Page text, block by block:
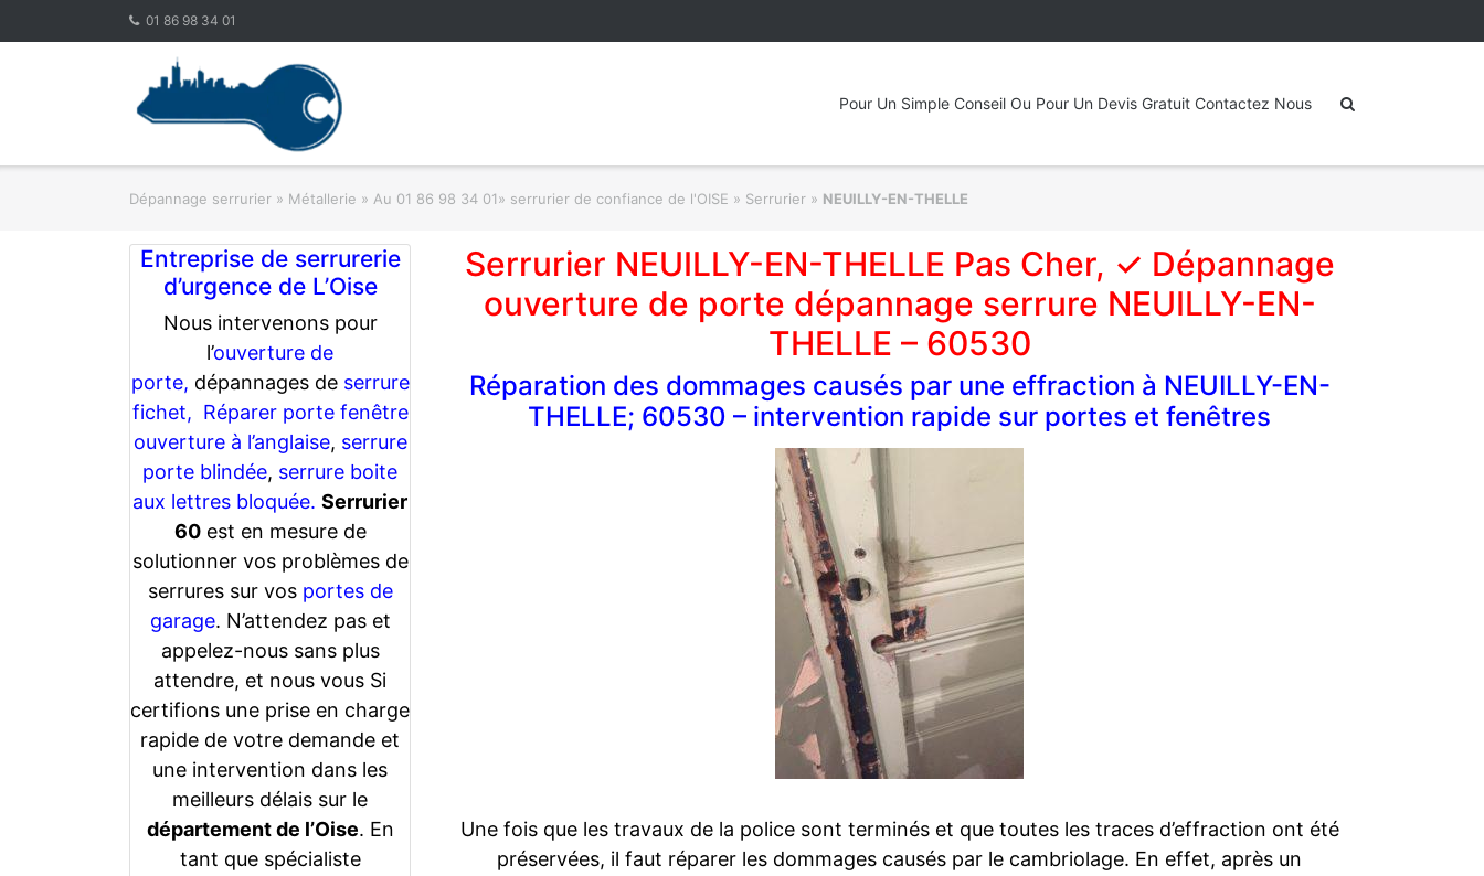
01 86 98 34 01
Pour Un Simple Conseil Ou Pour Un Devis Gratuit Contactez Nous
Dépannage serrurier » Métallerie » Au 01 86 98 34 01» serrurier de confiance de l'OISE » Serrurier » NEUILLY-EN-THELLE
Entreprise de serrurerie
d’urgence de L’Oise
Nous intervenons pour
l’ouverture de
porte, dépannages de serrure
fichet, Réparer porte fenêtre
ouverture à l’anglaise, serrure
porte blindée, serrure boite
aux lettres bloquée. Serrurier
60est en mesure de
solutionner vos problèmes de
serrures sur vos portes de
garage. N’attendez pas et
appelez-nous sans plus
attendre, et nous vous Si
certifions une prise en charge
rapide de votre demande et
une intervention dans les
meilleurs délais sur le
département de l’Oise. En
tant que spécialiste
Serrurier NEUILLY-EN-THELLE Pas Cher, ✓ Dépannage
ouverture de porte dépannage serrure NEUILLY-EN-
THELLE – 60530
Réparation des dommages causés par une effraction à NEUILLY-EN-
THELLE; 60530 – intervention rapide sur portes et fenêtres
Une fois que les travaux de la police sont terminés et que toutes les traces d’effraction ont été
préservées, il faut réparer les dommages causés par le cambriolage. En effet, après un